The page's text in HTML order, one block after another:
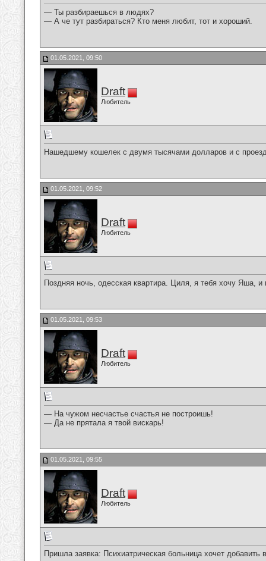
— Ты разбираешься в людях?
— А че тут разбираться? Кто меня любит, тот и хороший.
01.05.2021, 09:50
Draft
Любитель
Нашедшему кошелек с двумя тысячами долларов и с
01.05.2021, 09:52
Draft
Любитель
Поздняя ночь, одесская квартира. Циля, я тебя хочу Яша,
01.05.2021, 09:53
Draft
Любитель
— На чужом несчастье счастья не построишь!
— Да не прятала я твой вискарь!
01.05.2021, 09:55
Draft
Любитель
Пришла заявка: Психиатрическая больница хочет